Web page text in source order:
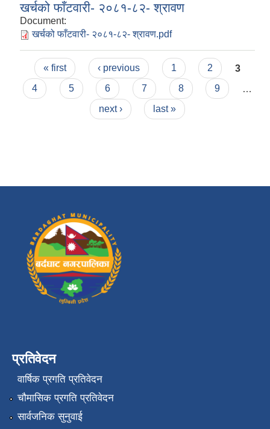
खर्चको फाँटवारी- २०८१-८२- श्रावण
Document:
खर्चको फाँटवारी- २०८१-८२- श्रावण.pdf
Pages
« first ‹ previous 1 2
3
4
5 6 7 8 9
next ›
last »
प्रतिवेदन
वार्षिक प्रगति प्रतिवेदन
चौमासिक प्रगति प्रतिवेदन
सार्वजनिक सुनुवाई